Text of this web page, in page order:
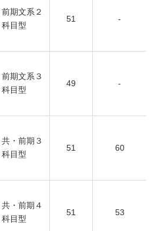
前期文系２
科目型
51 -
前期文系３
科目型
49 -
共・前期３
科目型
51 60
共・前期４
科目型
51 53